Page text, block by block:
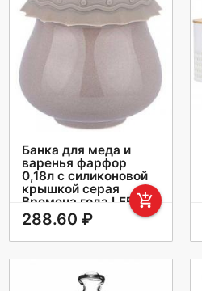
Банка для меда и
варенья фарфор
0,18л с силиконовой
крышкой серая
Времена года LEFARD
add_shopping_cart
288.60 ₽